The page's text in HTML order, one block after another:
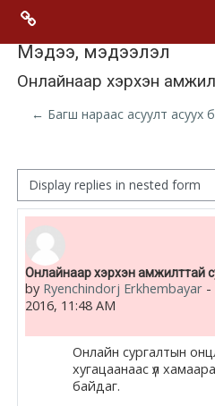
Menu 2
Moodle
Moodle
free support
Moodle
development
Moodle
Docs
Мэдээ, мэдээлэл
Онлайнаар хэрхэн
← Багш нараас асуулт асуух
Display mode
Онлайнаар хэрхэн амжилттай
by Ryenchindorj Erkhembayar -
2016, 11:48 AM
Number of replies: 0
Онлайн сургалтын
хугацаанаас үл
байдаг.